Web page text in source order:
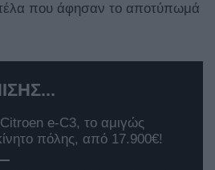
που άφησαν το αποτύπωμά
e-C3, το αμιγώς
πόλης, από 17.900€!